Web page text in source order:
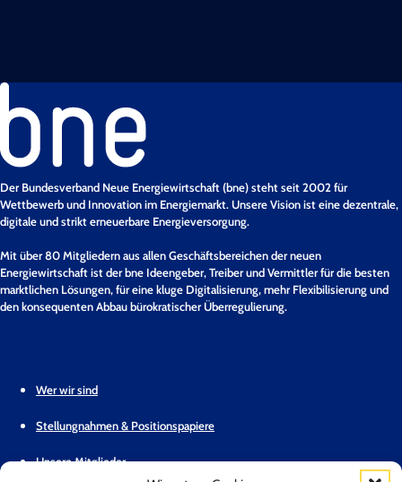
Der Bundesverband Neue Energiewirtschaft (bne) steht seit 2002 für
Wettbewerb und Innovation im Energiemarkt. Unsere Vision ist eine dezentrale,
digitale und strikt erneuerbare Energieversorgung.
Mit über 80 Mitgliedern aus allen Geschäftsbereichen der neuen
Energiewirtschaft ist der bne Ideengeber, Treiber und Vermittler für die besten
marktlichen Lösungen, für eine kluge Digitalisierung, mehr Flexibilisierung und
den konsequenten Abbau bürokratischer Überregulierung.
Wer wir sind
Stellungnahmen & Positionspapiere
Unsere Mitglieder